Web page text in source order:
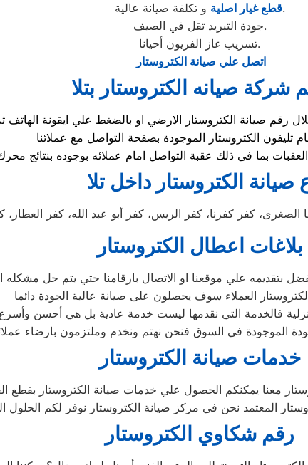
قطع غيار اصليةو تكلفة صيانة عالية.
جودة التبريد تقل في الصيف.
تسريب غاز الفريون أحيانا.
اتصل علي صيانة الكتروستار
شركة صيانه الكتروستار بتلا
بما في ذلك عقبة التواصل امام عملائه بوجوده
صيانة الكتروستار داخل تلا
كفر كفرنا، كفر الريس، كفر أبو عبد الله، كفر العطار،
بلاغات اعطال الكتروستار
بتقديمه علي موقعنا او الاتصال بارقامنا حتي يتم حل مشكله
العملاء سوف يحصلون على صيانة عالية الجودة دائما
فالخدمة التي نقدمها ليست خدمة عادية بل هي أحسن
الموجودة في السوق فنحن نهتم ونخدم وملتزمون بارضاء
خدمات صيانة الكتروستار
معنا يمكنكم الحصول علي خدمات صيانة الكتروستار بقطع
المعتمد نحن في مركز صيانة الكتروستار نوفر لكم الحلول
رقم شكاوي الكتروستار